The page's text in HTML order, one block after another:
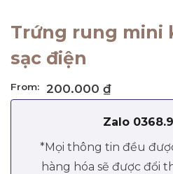
Trứng rung mini
sạc điện
From: 200.000 ₫
Zalo
*Mọi thông tin đều
hàng hóa sẽ được đổi